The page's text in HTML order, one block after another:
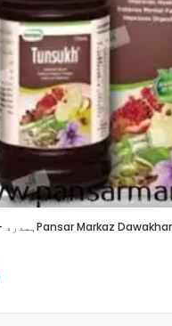
Hamdard - ہمدرد